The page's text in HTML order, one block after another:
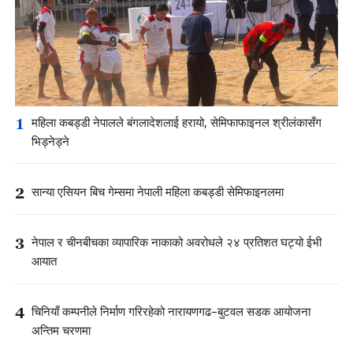
1 महिला कबड्डी नेपालले बंगलादेशलाई हरायो, सेमिफाफाइनल श्रीलंकासँग
भिड्नेड्ने
2 सान्या एसियन बिच गेम्समा नेपाली महिला कबड्डी सेमिफाइनलमा
3 नेपाल र चीनबीचका व्यापारिक नाकाको अवरोधले २४ प्रतिशत घट्यो ईभी
आयात
4 चिनियाँ कम्पनीले निर्माण गरिरहेको नारायणगढ–बुटवल सडक आयोजना
अन्तिम चरणमा